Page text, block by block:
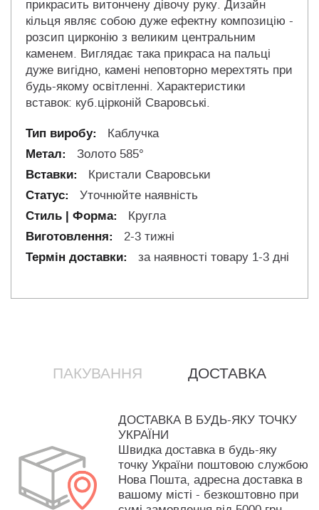
прикрасить витончену дівочу руку. Дизайн
кільця являє собою дуже ефектну композицію -
розсип цирконію з великим центральним
каменем. Виглядає така прикраса на пальці
дуже вигідно, камені неповторно мерехтять при
будь-якому освітленні. Характеристики
вставок: куб.цірконій Сваровські.
Каблучка
Золото 585°
Кристали Сваровськи
Уточнюйте наявність
Кругла
2-3 тижні
за наявності товару 1-3 дні
ПАКУВАННЯ ДОСТАВКА
ДОСТАВКА В БУДЬ-ЯКУ ТОЧКУ
УКРАЇНИ
Швидка доставка в будь-яку
точку України поштовою службою
Нова Пошта, адресна доставка в
вашому місті - безкоштовно при